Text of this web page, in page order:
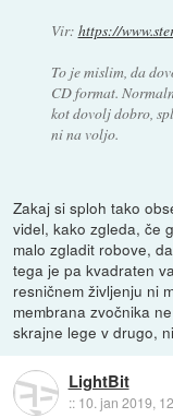
Vir: https://
To je mislim, da
CD format.
kot dovolj dobro,
ni na voljo.
Zakaj si sploh tako
videl, kako zgleda, če
malo zgladit robove,
tega je pa kvadraten
resničnem življenju ni
membrana zvočnika
skrajne lege v drugo,
LightBit
:: 10. jan 2019,